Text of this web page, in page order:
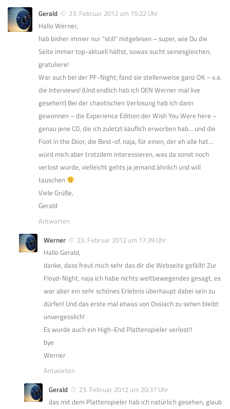
Gerald
23. Februar 2012 um 15:22 Uhr
Hallo Werner,
hab bisher immer nur “still” mitgelesen – super, wie Du die
Seite immer top-aktuell hältst, sowas sucht seinesgleichen,
gratuliere!
War auch bei der PF-Night; fand sie stellenweise ganz OK – v.a.
die Interviews! (Und endlich hab ich DEN Werner mal live
gesehen!) Bei der chaotischen Verlosung hab ich dann
gewonnen – die Experience Edition der Wish You Were here –
genau jene CD, die ich zuletzt käuflich erworben hab… und die
Foot in the Door, die Best-of, naja, für einen, der eh alle hat…
würd mich aber trotzdem interessieren, was da sonst noch
verlost wurde, vielleicht gehts ja jemand ähnlich und will
tauschen
Viele Grüße,
Gerald
Antworten
Werner
23. Februar 2012 um 17:39 Uhr
Hallo Gerald,
danke, dass freut mich sehr das dir die Webseite gefällt! Zur
Floyd-Night, naja ich habe nichts weltbewegendes gesagt, es
war aber ein sehr schönes Erlebnis überhaupt dabei sein zu
dürfen! Und das erste mal etwas von Ossiach zu sehen bleibt
unvergesslich!
Es wurde auch ein High-End Plattenspieler verlost!!
bye
Werner
Antworten
Gerald
23. Februar 2012 um 20:37 Uhr
das mit dem Plattenspieler hab ich natürlich gesehen, glaub